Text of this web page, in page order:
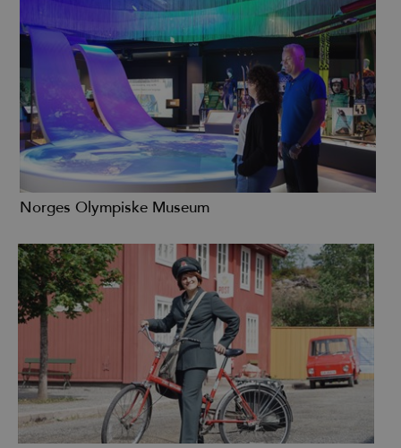
Norges Olympiske Museum